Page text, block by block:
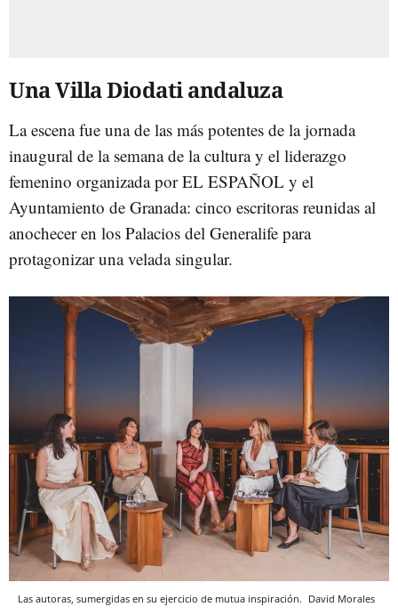
Una Villa Diodati andaluza
La escena fue una de las más potentes de la jornada
inaugural de la semana de la cultura y el liderazgo
femenino organizada por EL ESPAÑOL y el
Ayuntamiento de Granada: cinco escritoras reunidas al
anochecer en los Palacios del Generalife para
protagonizar una velada singular.
Las autoras, sumergidas en su ejercicio de mutua inspiración. David Morales